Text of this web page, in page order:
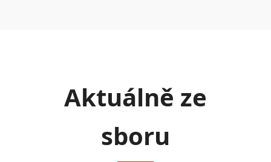
Aktuálně ze
sboru